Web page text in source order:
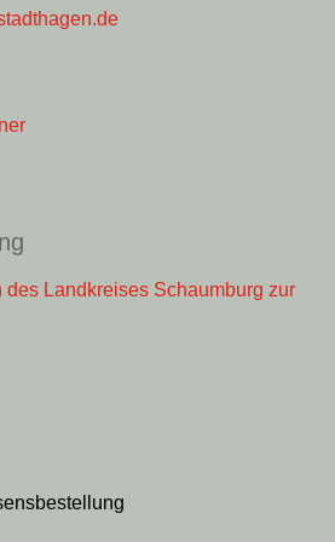
Landkreises Schaumburg zur